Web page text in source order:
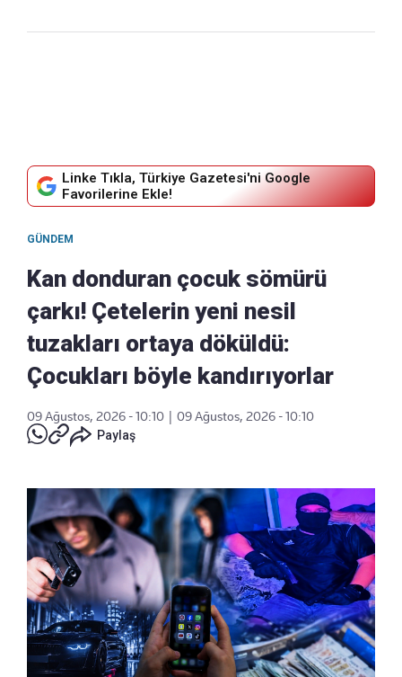
Linke Tıkla, Türkiye Gazetesi'ni Google
Favorilerine Ekle!
GÜNDEM
Kan donduran çocuk sömürü
çarkı! Çetelerin yeni nesil
tuzakları ortaya döküldü:
Çocukları böyle kandırıyorlar
09 Ağustos, 2026 - 10:10
09 Ağustos, 2026 - 10:10
Paylaş